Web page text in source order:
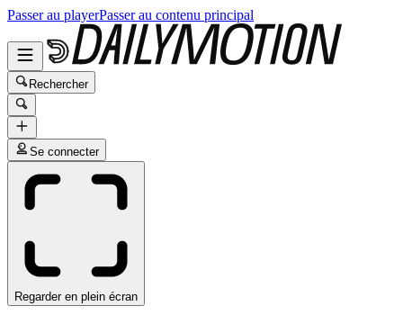
Passer au playerPasser au contenu principal
Rechercher
Se connecter
Regarder en plein écran